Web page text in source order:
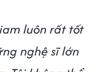
luôn rất tốt
nghệ sĩ lớn